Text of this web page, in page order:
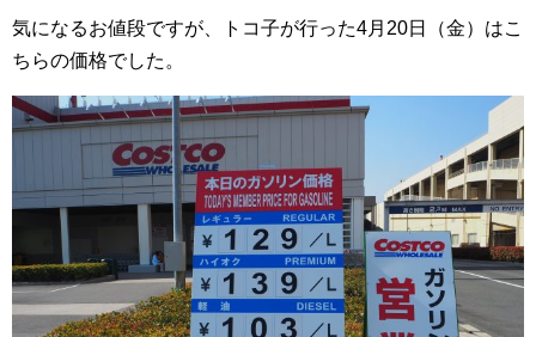
気になるお値段ですが、トコ子が行った4月20日（金）はこ
ちらの価格でした。